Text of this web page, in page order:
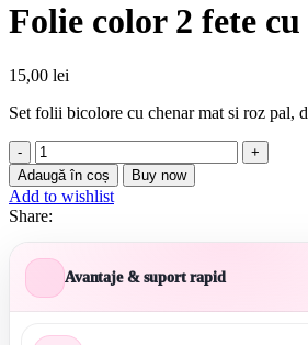
Folie color 2 fete
15,00 lei
Set folii bicolore cu chenar mat si roz pal,
Cantitate
Folie
color
2
fete
chenar
mat/roz
Adaugă în coș Buy now
Add to wishlist
Share:
Avantaje & suport rapid